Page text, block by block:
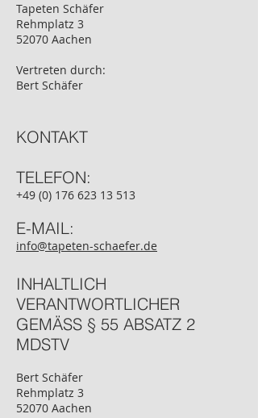
Tapeten Schäfer
Rehmplatz 3
52070 Aachen
Vertreten durch:
Bert Schäfer
KONTAKT
TELEFON:
+49 (0) 176 623 13 513
E-MAIL:
info@tapeten-schaefer.de
INHALTLICH
VERANTWORTLICHER
GEMÄSS § 55 ABSATZ 2
MDSTV
Bert Schäfer
Rehmplatz 3
52070 Aachen